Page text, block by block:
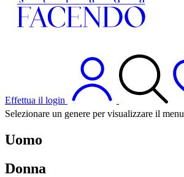
Effettua il login
Selezionare un genere per visualizzare il menu
Uomo
Donna